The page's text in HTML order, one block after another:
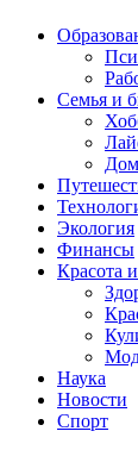
Семья и
Экология
Финансы
Красота
Наука
Новости
Спорт